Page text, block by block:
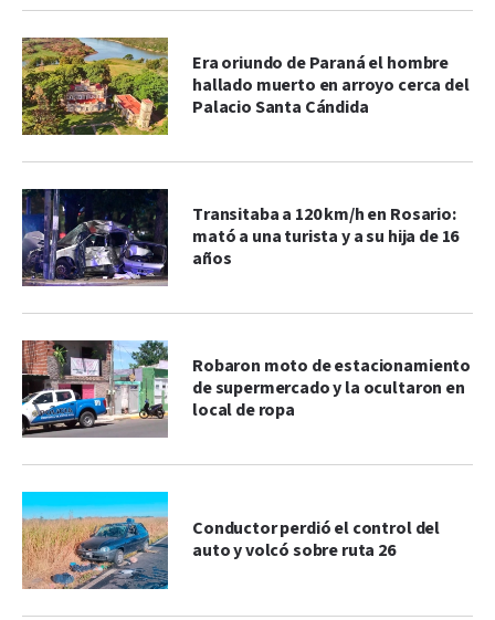
Era oriundo de Paraná el hombre
hallado muerto en arroyo cerca del
Palacio Santa Cándida
Transitaba a 120 km/h en Rosario:
mató a una turista y a su hija de 16
años
Robaron moto de estacionamiento
de supermercado y la ocultaron en
local de ropa
Conductor perdió el control del
auto y volcó sobre ruta 26